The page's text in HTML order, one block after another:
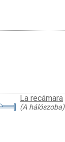
La recámara
(A hálószoba)